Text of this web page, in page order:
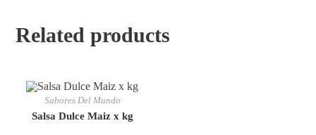
Related products
Sabores Del Mundo
Salsa Dulce Maiz x kg